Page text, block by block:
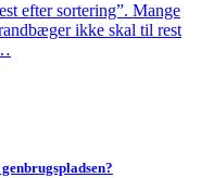
efter sortering”. Mange
ikke skal til rest